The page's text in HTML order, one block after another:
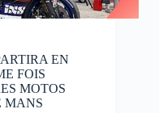
EN
FOIS
MOTOS
MANS